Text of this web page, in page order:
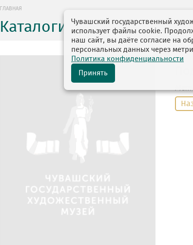
ГЛАВНАЯ
Каталоги выставок
Чувашский государственный
использует файлы cookie.
наш сайт, вы даёте согласие на
персональных данных через
Политика конфиденциальности
Принять